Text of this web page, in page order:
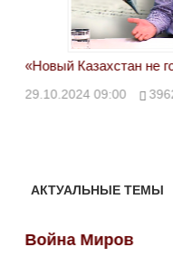
«Новый Казахстан не
29.10.2024 09:00
АКТУАЛЬНЫЕ ТЕМЫ
Война Миров